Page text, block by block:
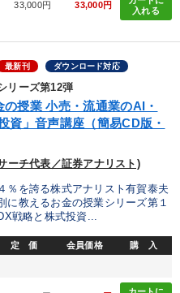
refresh 更新する
り マーケティング
録講演ＣＤ・講演ＤＶＤ・デジ
・ダウンロード）
営業力や販売力を獲得する
月】音声・映像ご案内商品
33,000円 33,000円
入れる
最新刊 ダウンロード対応
リーズ第12弾
授業 小売・流通業のAI・
資」音声講座（簡易CD版・
ーチ代表／証券アナリスト)
％を誇る株式アナリスト有賀泰夫
に教えるお金の授業シリーズ第１
戦略と株式投資...
定 価 会員価格 購 入